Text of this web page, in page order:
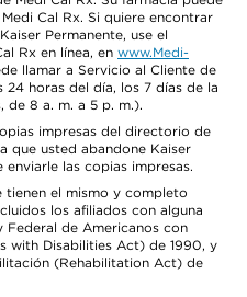
Cal Rx. Si quiere encontrar
Permanente, use el
Rx en línea, en www.Medi-
llamar a Servicio al Cliente de
24 horas del día, los 7 días de la
de 8 a. m. a 5 p. m.).
impresas del directorio de
que usted abandone Kaiser
las copias impresas.
tienen el mismo y completo
los afiliados con alguna
de Americanos con
with Disabilities Act) de 1990, y
(Rehabilitation Act) de